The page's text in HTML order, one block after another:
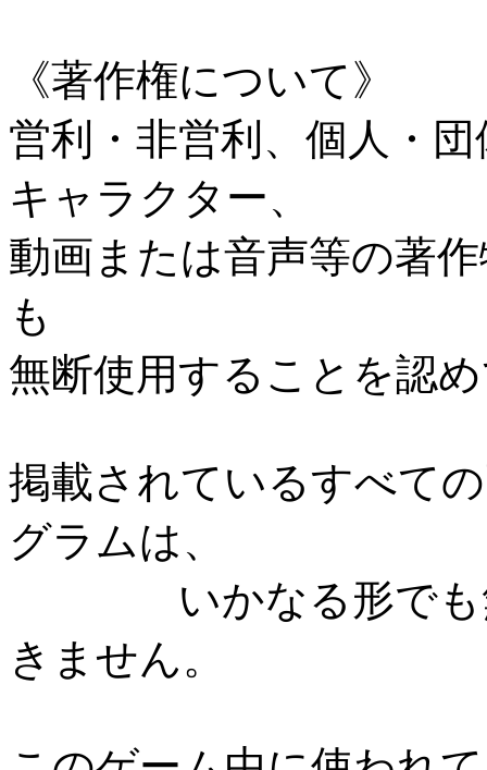
《著作権について》
営利・非営利、個人・
キャラクター、
動画または音声等の著
も
無断使用することを認
掲載されているすべて
グラムは、
いかなる形でも無
きません。